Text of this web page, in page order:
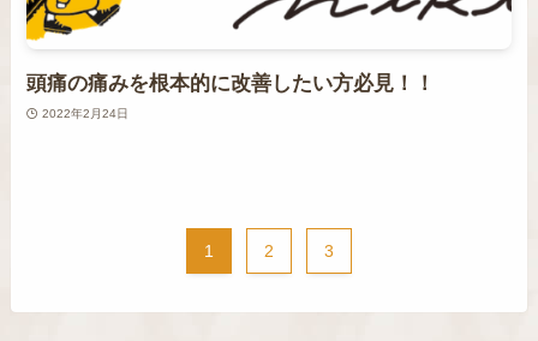
頭痛の痛みを根本的に改善したい方必見！！
2022年2月24日
1 2 3